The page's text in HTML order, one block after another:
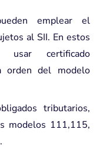
emplear el
al SII. En estos
usar certificado
orden del modelo
tributarios,
modelos 111,115,